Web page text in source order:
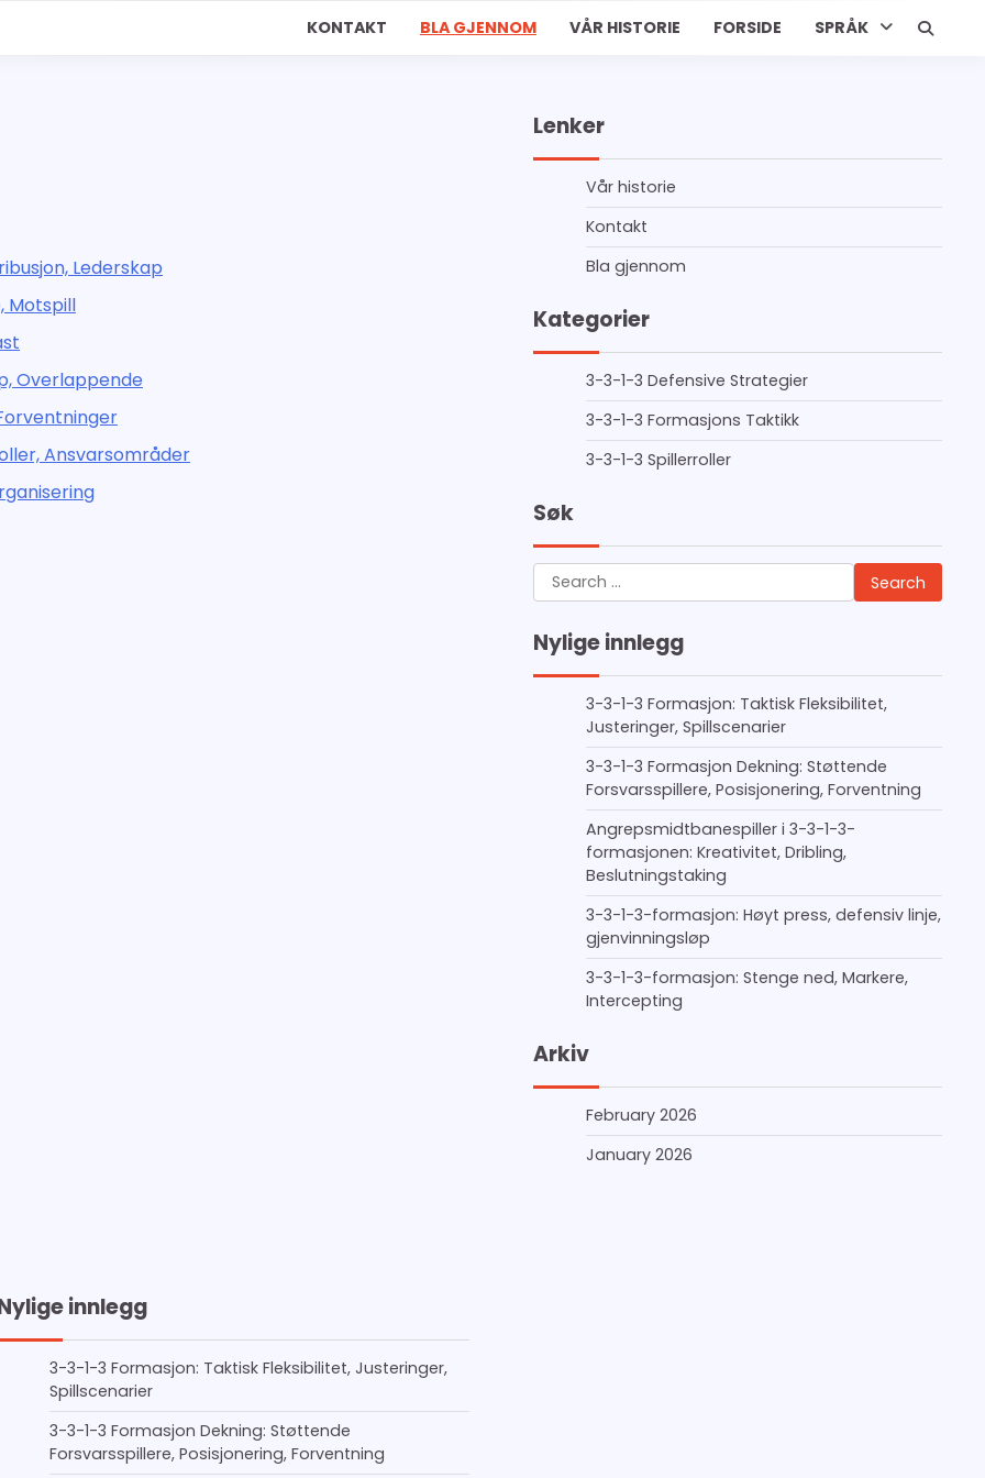
KONTAKT BLA GJENNOM VÅR HISTORIE FORSIDE SPRÅK
Lederskap
Motspill
Overlappende
Ansvarsområder
Lenker
Vår historie
Kontakt
Bla gjennom
Kategorier
3-3-1-3 Defensive Strategier
3-3-1-3 Formasjons Taktikk
3-3-1-3 Spillerroller
Søk
Search
for:
Nylige innlegg
3-3-1-3 Formasjon: Taktisk Fleksibilitet,
Justeringer, Spillscenarier
3-3-1-3 Formasjon Dekning: Støttende
Forsvarsspillere, Posisjonering, Forventning
Angrepsmidtbanespiller i 3-3-1-3-
formasjonen: Kreativitet, Dribling,
Beslutningstaking
3-3-1-3-formasjon: Høyt press, defensiv linje,
gjenvinningsløp
3-3-1-3-formasjon: Stenge ned, Markere,
Intercepting
Arkiv
February 2026
January 2026
innlegg
3-3-1-3 Formasjon: Taktisk Fleksibilitet, Justeringer,
Spillscenarier
3-3-1-3 Formasjon Dekning: Støttende
Forsvarsspillere, Posisjonering, Forventning